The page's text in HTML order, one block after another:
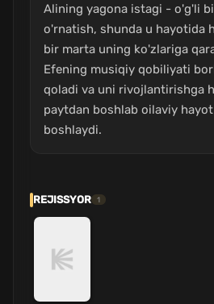
Alining yagona istagi - o'g'li
o'rnatish, shunda u hayotida
bir marta uning ko'zlariga
Efening musiqiy qobiliyati
qoladi va uni rivojlantirishga
paytdan boshlab oilaviy
boshlaydi.
REJISSYOR 1